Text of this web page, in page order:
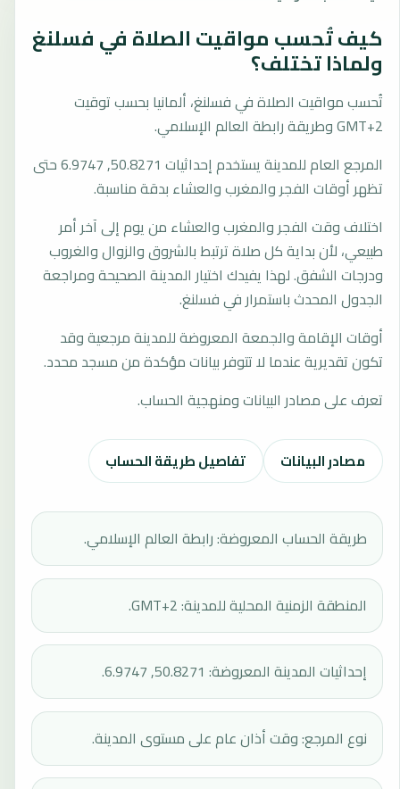
كيف تُحسب مواقيت الصلاة في فسلنغ
ولماذا تختلف؟
تُحسب مواقيت الصلاة في فسلنغ، ألمانيا بحسب توقيت
GMT+2 وطريقة رابطة العالم الإسلامي.
المرجع العام للمدينة يستخدم إحداثيات 50.8271, 6.9747 حتى
تظهر أوقات الفجر والمغرب والعشاء بدقة مناسبة.
اختلاف وقت الفجر والمغرب والعشاء من يوم إلى آخر أمر
طبيعي، لأن بداية كل صلاة ترتبط بالشروق والزوال والغروب
ودرجات الشفق. لهذا يفيدك اختيار المدينة الصحيحة ومراجعة
الجدول المحدث باستمرار في فسلنغ.
أوقات الإقامة والجمعة المعروضة للمدينة مرجعية وقد
تكون تقديرية عندما لا تتوفر بيانات مؤكدة من مسجد محدد.
تعرف على مصادر البيانات ومنهجية الحساب.
مصادر البيانات تفاصيل طريقة الحساب
طريقة الحساب المعروضة: رابطة العالم الإسلامي.
المنطقة الزمنية المحلية للمدينة: GMT+2.
إحداثيات المدينة المعروضة: 50.8271, 6.9747.
نوع المرجع: وقت أذان عام على مستوى المدينة.